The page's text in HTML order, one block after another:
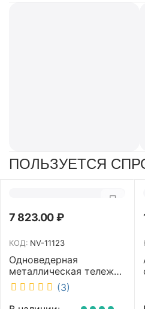
ПОЛЬЗУЕТСЯ
7 823.00₽
КОД: NV-11123
Одноведерная
металлическая тележка
с отжимом и корзинкой
под химию NV 23 л NV-
11123
(3)